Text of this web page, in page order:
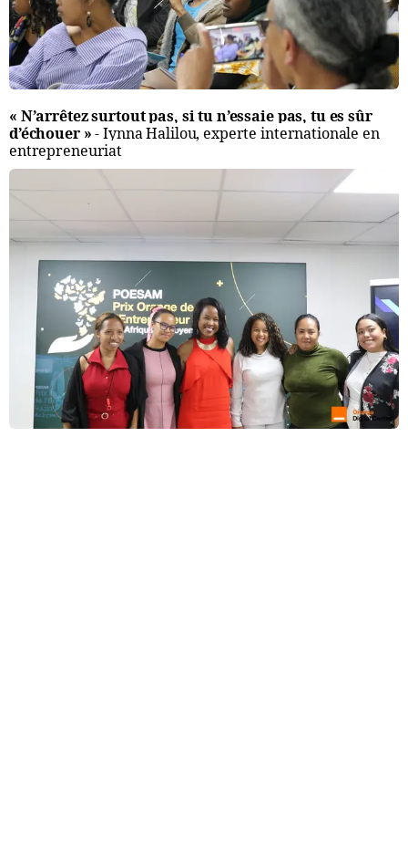
« N’arrêtez surtout pas, si tu n’essaie pas, tu es sûr
d’échouer »- Iynna Halilou, experte internationale en
entrepreneuriat